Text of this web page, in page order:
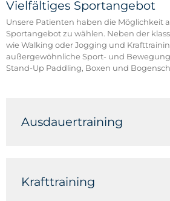
Vielfältiges Sportangebot
Unsere Patienten haben die Möglichkeit
Sportangebot zu wählen. Neben der
wie Walking oder Jogging und
außergewöhnliche Sport- und
Stand-Up Paddling, Boxen und
Ausdauertraining
Training nicht nur Ihre Fitness,
Krafttraining